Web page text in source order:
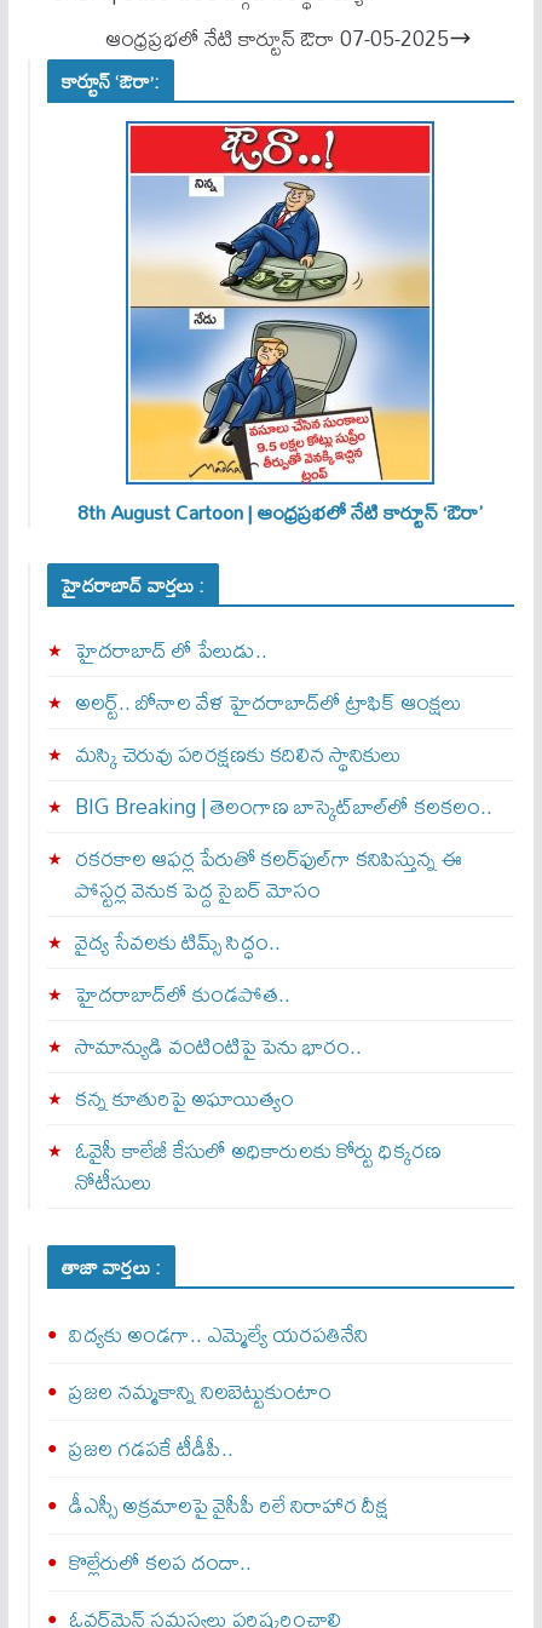
pp
ఆంధ్రప్రభలో నేటి కార్టూన్ ఔరా 07-05-2025
కార్టూన్ ‘ఔరా’:
8th August Cartoon | ఆంధ్రప్రభలో నేటి కార్టూన్ ‘ఔరా’
హైదరాబాద్ వార్తలు :
హైదరాబాద్ లో పేలుడు..
అలర్ట్‌.. బోనాల వేళ హైదరాబాద్‌లో ట్రాఫిక్‌ ఆంక్షలు
మస్కి చెరువు పరిరక్షణకు కదిలిన స్థానికులు
BIG Breaking | తెలంగాణ బాస్కెట్‌బాల్‌లో కలకలం..
రకరకాల ఆఫర్ల పేరుతో కలర్‌ఫుల్‌గా కనిపిస్తున్న ఈ
పోస్టర్ల వెనుక పెద్ద సైబర్ మోసం
వైద్య సేవలకు టిమ్స్‌ సిద్ధం..
హైదరాబాద్‌లో కుండపోత..
సామాన్యుడి వంటింటిపై పెను భారం..
కన్న కూతురిపై అఘాయిత్యం
ఓవైసీ కాలేజీ కేసులో అధికారులకు కోర్టు ధిక్కరణ
నోటీసులు
తాజా వార్తలు :
విద్యకు అండగా.. ఎమ్మెల్యే యరపతినేని
ప్రజల నమ్మకాన్ని నిలబెట్టుకుంటాం
ప్రజల గడపకే టీడీపీ..
డీఎస్సీ అక్రమాలపై వైసీపీ రిలే నిరాహార దీక్ష
కొల్లేరులో కలప దందా..
ఓవర్‌మెన్‌ సమస్యలు పరిష్కరించాలి